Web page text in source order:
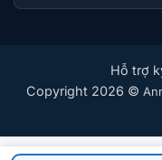
Loa thông minh
Hỗ trợ
Copyright 2026 ©